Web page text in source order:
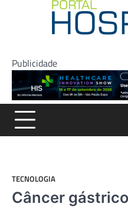
Publicidade
TECNOLOGIA
Câncer